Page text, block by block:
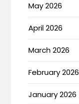
May 2026
April 2026
March 2026
February 2026
January 2026